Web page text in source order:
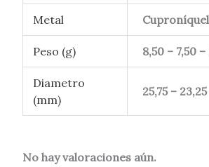
Metal
Peso (g) 8,50 – 7,50
Diametro
(mm)
25,75 –
No hay valoraciones aún.